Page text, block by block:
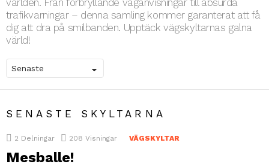
världen. Från förbryllande väganvisningar till absurda
trafikvarningar – denna samling kommer garanterat att få
dig att dra på smilbanden. Upptäck vägskyltarnas galna
värld!
SENASTE SKYLTARNA
2 Delningar 208 Visningar VÄGSKYLTAR
Mesballe!